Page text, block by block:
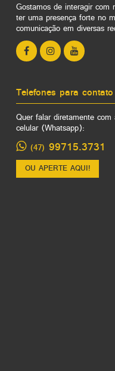
Gostamos de interagir com
ter uma presença forte no
comunicação em diversas
Telefones para contato
Quer falar diretamente
celular (Whatsapp):
(47) 99715.3731
OU APERTE AQUI!